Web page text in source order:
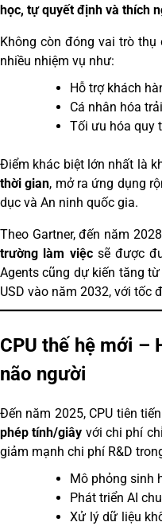
học, tự quyết định và thích
Không còn đóng vai trò thụ
nhiều nhiệm vụ như:
Hỗ trợ khách
Cá nhân hóa
Tối ưu hóa quy
Điểm khác biệt lớn nhất là
thời gian, mở ra ứng dụng
dục và An ninh quốc gia.
Theo Gartner, đến năm
trường làm việcsẽ được
Agents cũng dự kiến tăng
USD vào năm 2032, với tốc
CPU thế hệ mới –
não người
Đến năm 2025, CPU tiên
phép tính/giây với chi phí
giảm mạnh chi phí R&D
Mô phỏng sinh
Phát triển AI
Xử lý dữ liệu